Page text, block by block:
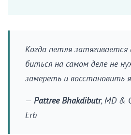
Когда петля затягивается
биться на самом деле не
замереть и восстановить
— Pattree Bhakdibutr, MD &
Erb